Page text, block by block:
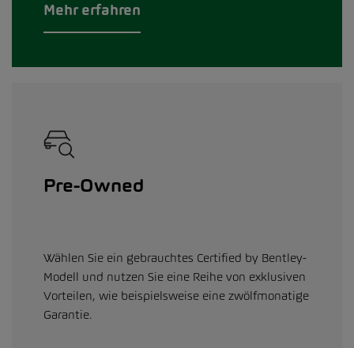
Mehr erfahren
Pre-Owned
Wählen Sie ein gebrauchtes Certified by Bentley-
Modell und nutzen Sie eine Reihe von exklusiven
Vorteilen, wie beispielsweise eine zwölfmonatige
Garantie.